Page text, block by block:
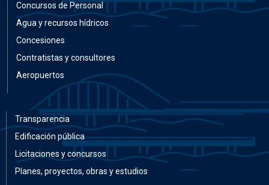
Concursos de Personal
Agua y recursos hídricos
Concesiones
Contratistas y consultores
Aeropuertos
Transparencia
Edificación pública
Licitaciones y concursos
Planes, proyectos, obras y estudios